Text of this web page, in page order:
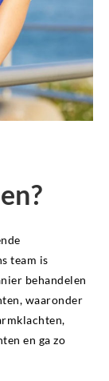
team is
behandelen
waaronder
en ga zo